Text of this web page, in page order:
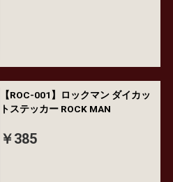
【ROC-001】ロックマン ダイカッ
トステッカー ROCK MAN
￥385